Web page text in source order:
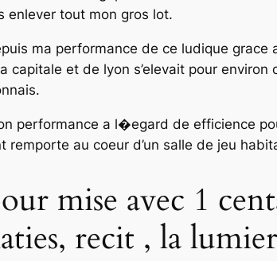
enlever tout mon gros lot.
ma performance de ce ludique
capitale et de lyon s’elevait pour
performance a l�egard de efficience
remporte au coeur d’un salle de jeu
mise avec 1
recit , la